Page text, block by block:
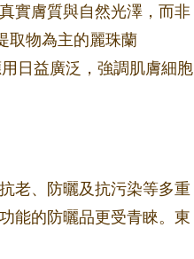
實膚質與自然光澤，而非
取物為主的麗珠蘭
日益廣泛，強調肌膚細胞
老、防曬及抗污染等多重
能的防曬品更受青睞。東